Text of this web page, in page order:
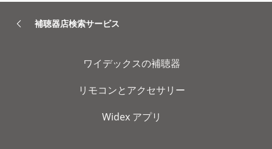
補聴器店検索サービス
ワイデックスの補聴器
リモコンとアクセサリー
Widex アプリ